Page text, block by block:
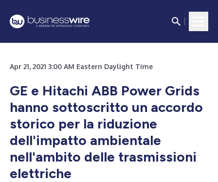
Apr 21, 2021 3:00 AM Eastern Daylight Time
GE e Hitachi ABB Power Grids
hanno sottoscritto un accordo
storico per la riduzione
dell'impatto ambientale
nell'ambito delle trasmissioni
elettriche